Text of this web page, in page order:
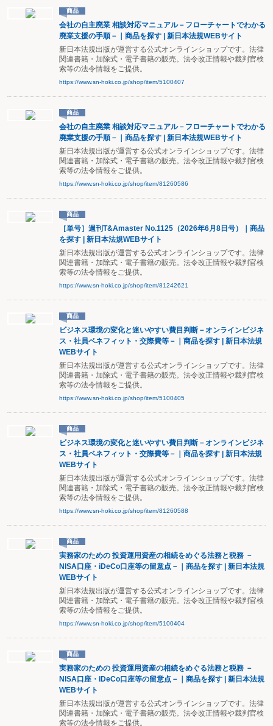
商品
会社の自主廃業 相談対応マニュアル－フローチャートでわかる
廃業支援の手順－｜商品を探す | 新日本法規WEBサイト
新日本法規出版が運営する公式オンラインショップです。法律
関連書籍・加除式・電子書籍の販売。法令改正情報や裁判官検
索等の法令情報をご提供。
https://www.sn-hoki.co.jp/shop/item/5100407
商品
会社の自主廃業 相談対応マニュアル－フローチャートでわかる
廃業支援の手順－｜商品を探す | 新日本法規WEBサイト
新日本法規出版が運営する公式オンラインショップです。法律
関連書籍・加除式・電子書籍の販売。法令改正情報や裁判官検
索等の法令情報をご提供。
https://www.sn-hoki.co.jp/shop/item/81260586
商品
［単号］週刊T&Amaster No.1125（2026年6月8日号）｜商品
を探す | 新日本法規WEBサイト
新日本法規出版が運営する公式オンラインショップです。法律
関連書籍・加除式・電子書籍の販売。法令改正情報や裁判官検
索等の法令情報をご提供。
https://www.sn-hoki.co.jp/shop/item/81242621
商品
ビジネス環境の変化と迷いやすい費目判断－オンラインビジネ
ス・社員ベネフィット・交際費等－｜商品を探す | 新日本法規
WEBサイト
新日本法規出版が運営する公式オンラインショップです。法律
関連書籍・加除式・電子書籍の販売。法令改正情報や裁判官検
索等の法令情報をご提供。
https://www.sn-hoki.co.jp/shop/item/5100405
商品
ビジネス環境の変化と迷いやすい費目判断－オンラインビジネ
ス・社員ベネフィット・交際費等－｜商品を探す | 新日本法規
WEBサイト
新日本法規出版が運営する公式オンラインショップです。法律
関連書籍・加除式・電子書籍の販売。法令改正情報や裁判官検
索等の法令情報をご提供。
https://www.sn-hoki.co.jp/shop/item/81260588
商品
実務家のための 投資運用資産の相続をめぐる法務と税務 －
NISA口座・iDeCo口座等の留意点－｜商品を探す | 新日本法規
WEBサイト
新日本法規出版が運営する公式オンラインショップです。法律
関連書籍・加除式・電子書籍の販売。法令改正情報や裁判官検
索等の法令情報をご提供。
https://www.sn-hoki.co.jp/shop/item/5100404
商品
実務家のための 投資運用資産の相続をめぐる法務と税務 －
NISA口座・iDeCo口座等の留意点－｜商品を探す | 新日本法規
WEBサイト
新日本法規出版が運営する公式オンラインショップです。法律
関連書籍・加除式・電子書籍の販売。法令改正情報や裁判官検
索等の法令情報をご提供。